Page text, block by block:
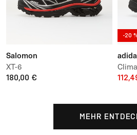
Salomon
XT-6
180,00 €
-20
MEHR